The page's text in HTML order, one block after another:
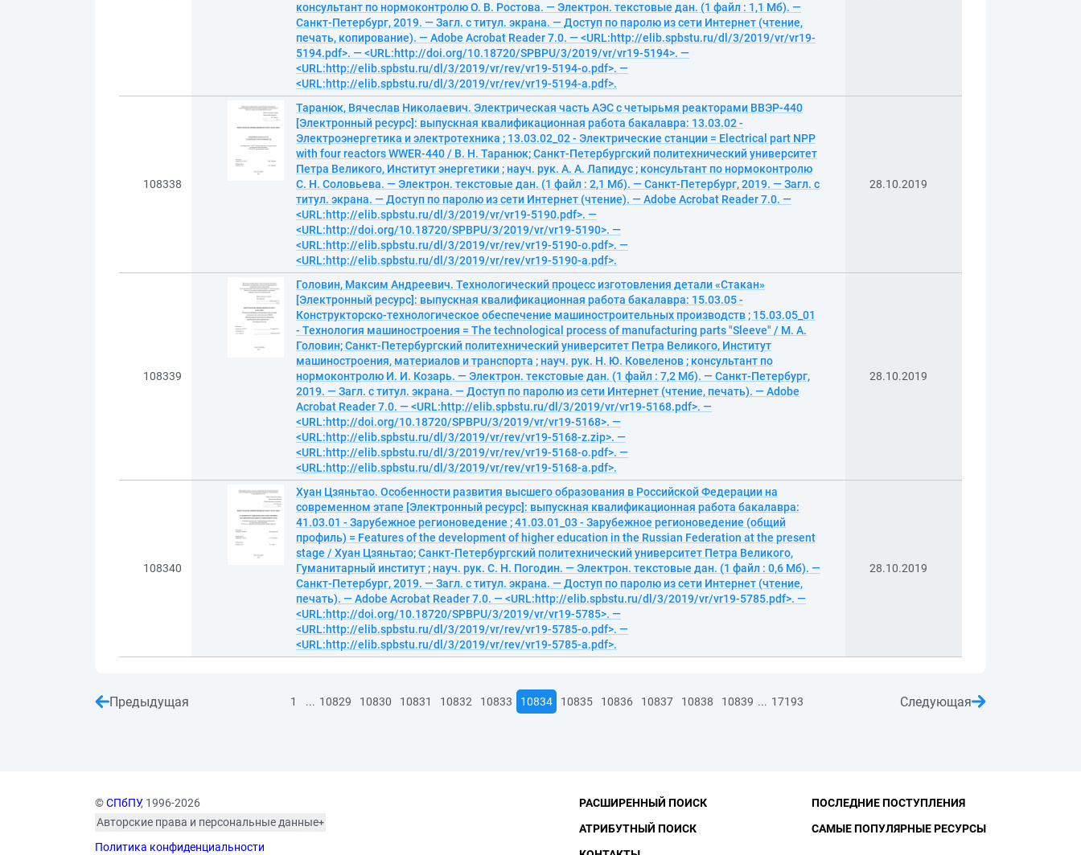
консультант по нормоконтролю О. В. Ростова. — Электрон. текстовые дан. (1 файл : 1,1 Мб). —
Санкт-Петербург, 2019. — Загл. с титул. экрана. — Доступ по паролю из сети Интернет (чтение,
печать, копирование). — Adobe Acrobat Reader 7.0. — <URL:http://elib.spbstu.ru/dl/3/2019/vr/vr19-
5194.pdf>. — <URL:http://doi.org/10.18720/SPBPU/3/2019/vr/vr19-5194>. —
<URL:http://elib.spbstu.ru/dl/3/2019/vr/rev/vr19-5194-o.pdf>. —
<URL:http://elib.spbstu.ru/dl/3/2019/vr/rev/vr19-5194-a.pdf>.
108338
Таранюк, Вячеслав Николаевич. Электрическая часть АЭС с четырьмя реакторами ВВЭР-440
[Электронный ресурс]: выпускная квалификационная работа бакалавра: 13.03.02 -
Электроэнергетика и электротехника ; 13.03.02_02 - Электрические станции = Electrical part NPP
with four reactors WWER-440 / В. Н. Таранюк; Санкт-Петербургский политехнический университет
Петра Великого, Институт энергетики ; науч. рук. А. А. Лапидус ; консультант по нормоконтролю
С. Н. Соловьева. — Электрон. текстовые дан. (1 файл : 2,1 Мб). — Санкт-Петербург, 2019. — Загл. с
титул. экрана. — Доступ по паролю из сети Интернет (чтение). — Adobe Acrobat Reader 7.0. —
<URL:http://elib.spbstu.ru/dl/3/2019/vr/vr19-5190.pdf>. —
<URL:http://doi.org/10.18720/SPBPU/3/2019/vr/vr19-5190>. —
<URL:http://elib.spbstu.ru/dl/3/2019/vr/rev/vr19-5190-o.pdf>. —
<URL:http://elib.spbstu.ru/dl/3/2019/vr/rev/vr19-5190-a.pdf>.
28.10.2019
108339
Головин, Максим Андреевич. Технологический процесс изготовления детали «Стакан»
[Электронный ресурс]: выпускная квалификационная работа бакалавра: 15.03.05 -
Конструкторско-технологическое обеспечение машиностроительных производств ; 15.03.05_01
- Технология машиностроения = The technological process of manufacturing parts "Sleeve" / М. А.
Головин; Санкт-Петербургский политехнический университет Петра Великого, Институт
машиностроения, материалов и транспорта ; науч. рук. Н. Ю. Ковеленов ; консультант по
нормоконтролю И. И. Козарь. — Электрон. текстовые дан. (1 файл : 7,2 Мб). — Санкт-Петербург,
2019. — Загл. с титул. экрана. — Доступ по паролю из сети Интернет (чтение, печать). — Adobe
Acrobat Reader 7.0. — <URL:http://elib.spbstu.ru/dl/3/2019/vr/vr19-5168.pdf>. —
<URL:http://doi.org/10.18720/SPBPU/3/2019/vr/vr19-5168>. —
<URL:http://elib.spbstu.ru/dl/3/2019/vr/rev/vr19-5168-z.zip>. —
<URL:http://elib.spbstu.ru/dl/3/2019/vr/rev/vr19-5168-o.pdf>. —
<URL:http://elib.spbstu.ru/dl/3/2019/vr/rev/vr19-5168-a.pdf>.
28.10.2019
108340
Хуан Цзяньтао. Особенности развития высшего образования в Российской Федерации на
современном этапе [Электронный ресурс]: выпускная квалификационная работа бакалавра:
41.03.01 - Зарубежное регионоведение ; 41.03.01_03 - Зарубежное регионоведение (общий
профиль) = Features of the development of higher education in the Russian Federation at the present
stage / Хуан Цзяньтао; Санкт-Петербургский политехнический университет Петра Великого,
Гуманитарный институт ; науч. рук. С. Н. Погодин. — Электрон. текстовые дан. (1 файл : 0,6 Мб). —
Санкт-Петербург, 2019. — Загл. с титул. экрана. — Доступ по паролю из сети Интернет (чтение,
печать). — Adobe Acrobat Reader 7.0. — <URL:http://elib.spbstu.ru/dl/3/2019/vr/vr19-5785.pdf>. —
<URL:http://doi.org/10.18720/SPBPU/3/2019/vr/vr19-5785>. —
<URL:http://elib.spbstu.ru/dl/3/2019/vr/rev/vr19-5785-o.pdf>. —
<URL:http://elib.spbstu.ru/dl/3/2019/vr/rev/vr19-5785-a.pdf>.
28.10.2019
Предыдущая 1 ... 10829 10830 10831 10832 10833 10834 10835 10836 10837 10838 10839 ... 17193 Следующая
©СПбПУ, 1996-2026
Авторские права и персональные данные
изображённых лиц в соответствии
Политика конфиденциальности
РАСШИРЕННЫЙ ПОИСК
АТРИБУТНЫЙ ПОИСК
ПОСЛЕДНИЕ ПОСТУПЛЕНИЯ
САМЫЕ ПОПУЛЯРНЫЕ РЕСУРСЫ